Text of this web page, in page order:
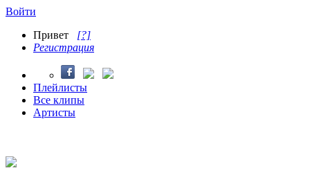
Войти
Привет [?]
Регистрация
Плейлисты
Все клипы
Артисты